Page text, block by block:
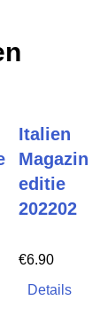
Italien
Magazin
editie
202202
€6.90
Details